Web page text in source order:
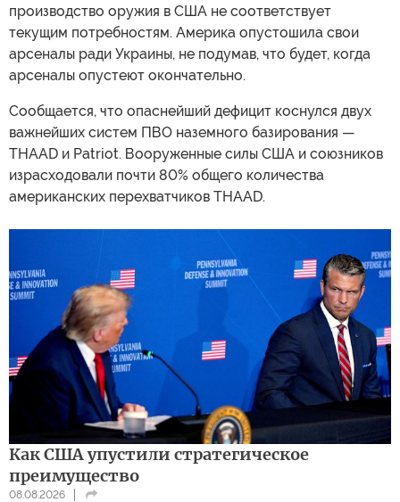
производство оружия в США не соответствует
текущим потребностям. Америка опустошила свои
арсеналы ради Украины, не подумав, что будет, когда
арсеналы опустеют окончательно.
Сообщается, что опаснейший дефицит коснулся двух
важнейших систем ПВО наземного базирования —
THAAD и Patriot. Вооруженные силы США и союзников
израсходовали почти 80% общего количества
американских перехватчиков THAAD.
Как США упустили стратегическое
преимущество
08.08.2026